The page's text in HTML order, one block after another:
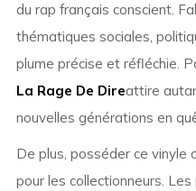
du rap français conscient.
thématiques sociales,
plume précise et réfléchie.
La Rage De Direattire
nouvelles générations en
De plus, posséder ce
pour les collectionneurs.